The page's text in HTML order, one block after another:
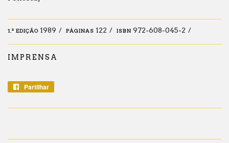
1.ª EDIÇÃO 1989 PÁGINAS 122 ISBN 972-608-045-2
IMPRENSA
Partilhar
Facebook